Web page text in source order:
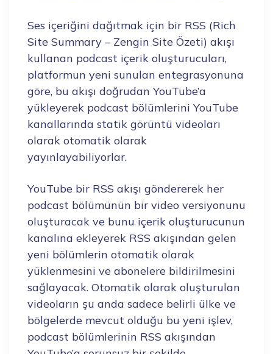
Ses içeriğini dağıtmak için bir RSS (Rich
Site Summary – Zengin Site Özeti) akışı
kullanan podcast içerik oluşturucuları,
platformun yeni sunulan entegrasyonuna
göre, bu akışı doğrudan YouTube’a
yükleyerek podcast bölümlerini YouTube
kanallarında statik görüntü videoları
olarak otomatik olarak
yayınlayabiliyorlar.
YouTube bir RSS akışı göndererek her
podcast bölümünün bir video versiyonunu
oluşturacak ve bunu içerik oluşturucunun
kanalına ekleyerek RSS akışından gelen
yeni bölümlerin otomatik olarak
yüklenmesini ve abonelere bildirilmesini
sağlayacak. Otomatik olarak oluşturulan
videoların şu anda sadece belirli ülke ve
bölgelerde mevcut olduğu bu yeni işlev,
podcast bölümlerinin RSS akışından